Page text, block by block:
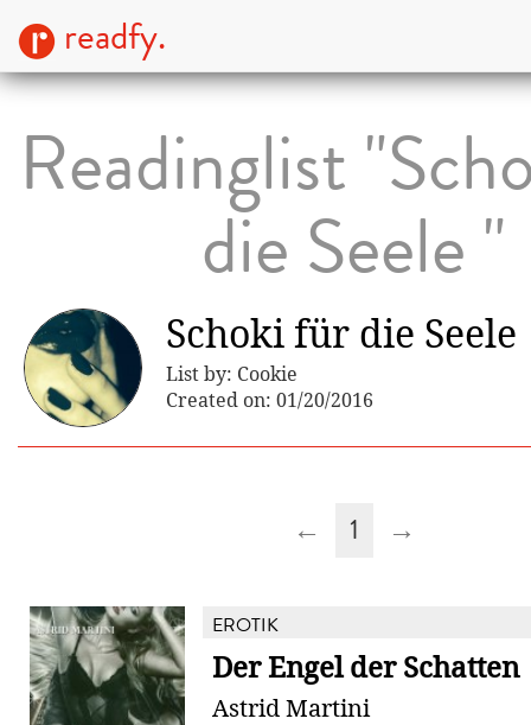
readfy.
Readinglist
die Seele "
Schoki für die Seele
List by: Cookie
Created on: 01/20/2016
← 1 →
EROTIK
Der Engel der Schatten
Astrid Martini